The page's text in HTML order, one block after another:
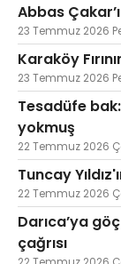
Abbas
23 Temmuz 2026
Karaköy
23 Temmuz 2026
Tesadüfe
yokmuş
22 Temmuz 2026
Tuncay
22 Temmuz 2026
Darıca’ya
çağrısı